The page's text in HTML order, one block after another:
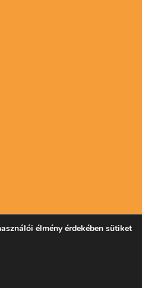
élmény érdekében sütiket